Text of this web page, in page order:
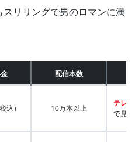
リリングで男のロマンに満
配信本数
込） 10万本以上 テレビ
で見